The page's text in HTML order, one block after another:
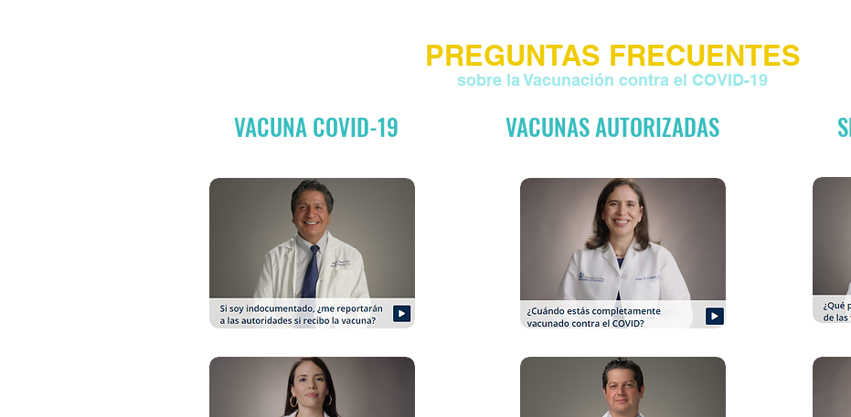
PREGUNTAS FRECUENTES
sobre la Vacunación contra el COVID-19
VACUNA COVID-19 VACUNAS AUTORIZADAS